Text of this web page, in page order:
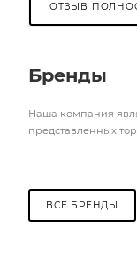
ОТЗЫВ
Бренды
Наша компания
представленных
ВСЕ БРЕНДЫ